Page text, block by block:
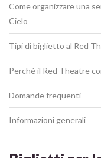
Come organizzare una
Cielo
Tipi di biglietto al Red
Perché il Red Theatre
Domande frequenti
Informazioni generali